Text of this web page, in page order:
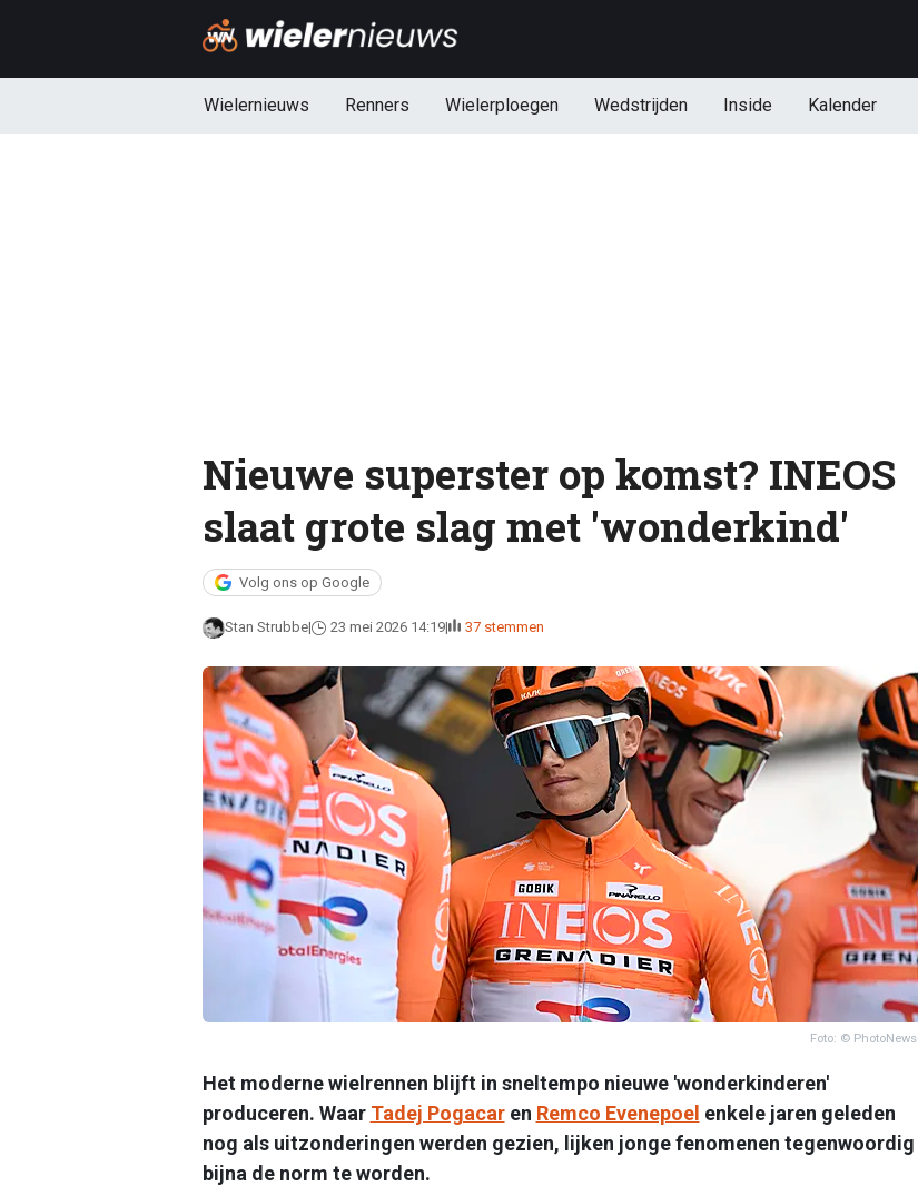
Wielernieuws Renners Wielerploegen Wedstrijden Inside Kalender
Nieuwe superster op komst? INEOS
slaat grote slag met 'wonderkind'
Volg ons op Google
Stan Strubbe 23 mei 2026 14:19 37 stemmen
Foto: © PhotoNews
Het moderne wielrennen blijft in sneltempo nieuwe 'wonderkinderen'
produceren. Waar Tadej Pogacaren Remco Evenepoel enkele jaren geleden
nog als uitzonderingen werden gezien, lijken jonge fenomenen tegenwoordig
bijna de norm te worden.